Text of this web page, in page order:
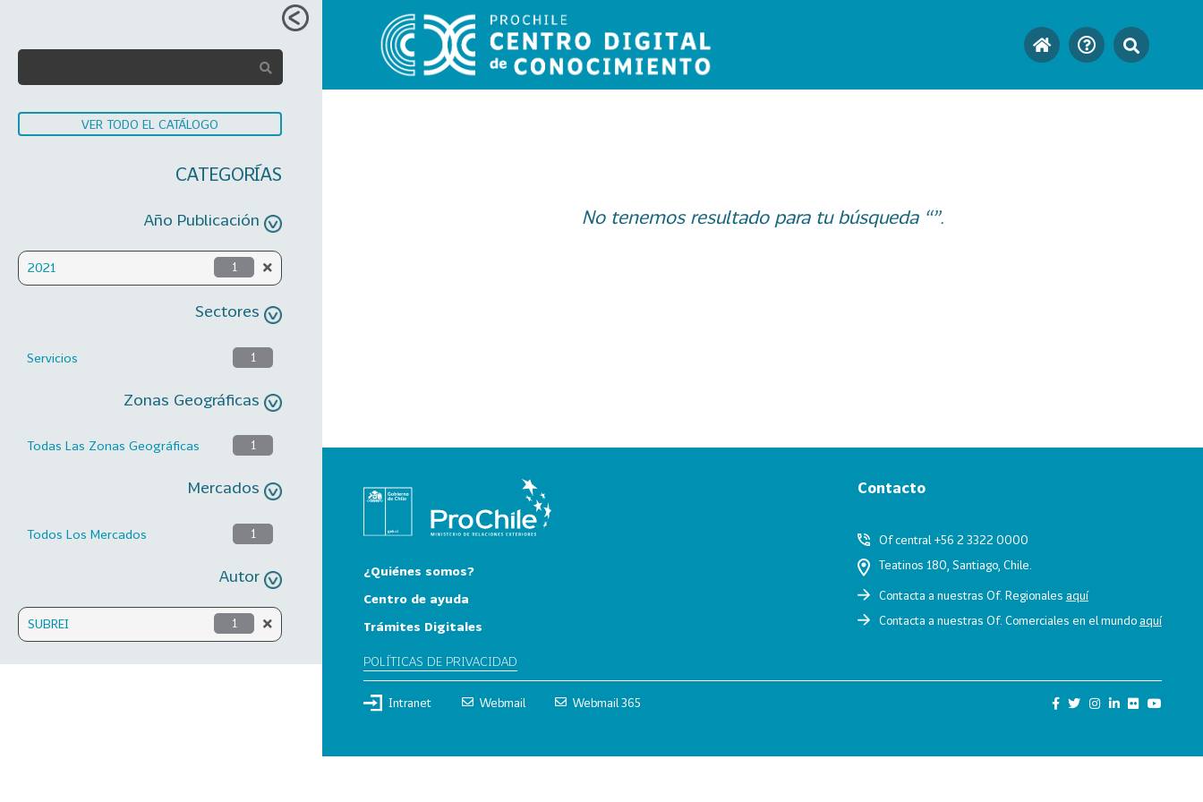
VER TODO EL CATÁLOGO
CATEGORÍAS
Año Publicación
2021 1
Sectores
Servicios 1
Zonas Geográficas
Todas Las Zonas Geográficas 1
Mercados
Todos Los Mercados 1
Autor
SUBREI 1
No tenemos resultado para tu búsqueda “”.
¿Quiénes somos?
Centro de ayuda
Trámites Digitales
POLÍTICAS DE PRIVACIDAD
Contacto
Of central +56 2 3322 0000
Teatinos 180, Santiago, Chile.
Contacta a nuestras Of. Regionales aquí
Contacta a nuestras Of. Comerciales en el mundoaquí
Intranet Webmail Webmail 365